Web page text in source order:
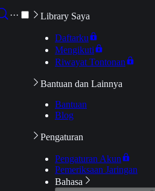
··· Library Saya
Daftarku
Mengikuti
Riwayat Tontonan
Bantuan dan Lainnya
Bantuan
Blog
Pengaturan
Pengaturan Akun
Pemeriksaan Jaringan
Bahasa